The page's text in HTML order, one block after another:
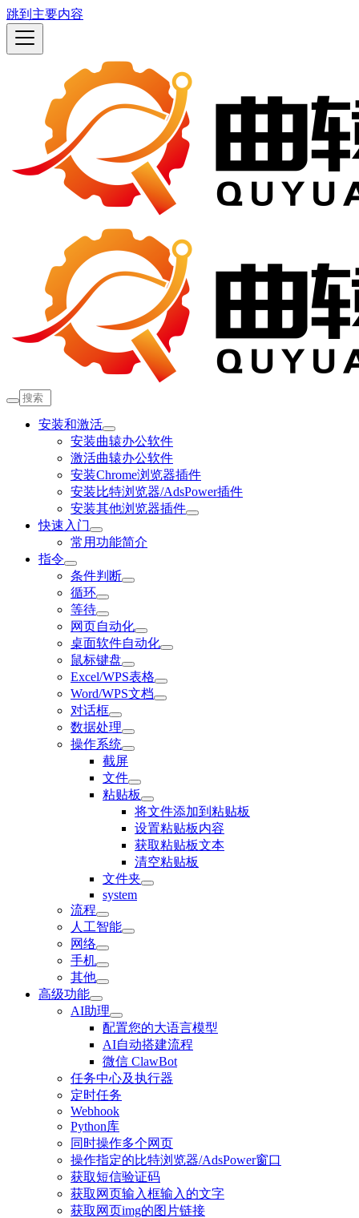
跳到主要内容
安装和激活
安装曲辕办公软件
激活曲辕办公软件
安装Chrome浏览器插件
安装比特浏览器/AdsPower插件
安装其他浏览器插件
快速入门
常用功能简介
指令
条件判断
循环
等待
网页自动化
桌面软件自动化
鼠标键盘
Excel/WPS表格
Word/WPS文档
对话框
数据处理
操作系统
截屏
文件
粘贴板
将文件添加到粘贴板
设置粘贴板内容
获取粘贴板文本
清空粘贴板
文件夹
system
流程
人工智能
网络
手机
其他
高级功能
AI助理
配置您的大语言模型
AI自动搭建流程
微信 ClawBot
任务中心及执行器
定时任务
Webhook
Python库
同时操作多个网页
操作指定的比特浏览器/AdsPower窗口
获取短信验证码
获取网页输入框输入的文字
获取网页img的图片链接